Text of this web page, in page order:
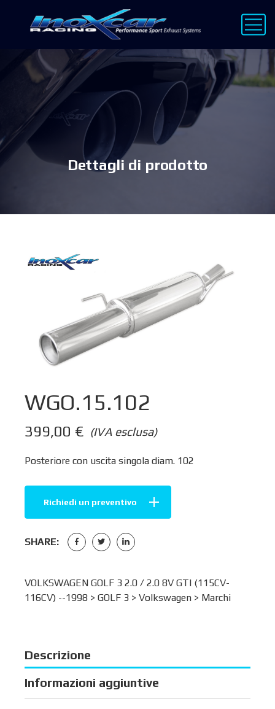
Dettagli di prodotto
WGO.15.102
(IVA esclusa)
399,00 €
Posteriore con uscita singola diam. 102
Richiedi un preventivo
SHARE:
VOLKSWAGEN GOLF 3 2.0 / 2.0 8V GTI (115CV-
116CV) --1998 > GOLF 3 > Volkswagen > Marchi
Descrizione
Informazioni aggiuntive